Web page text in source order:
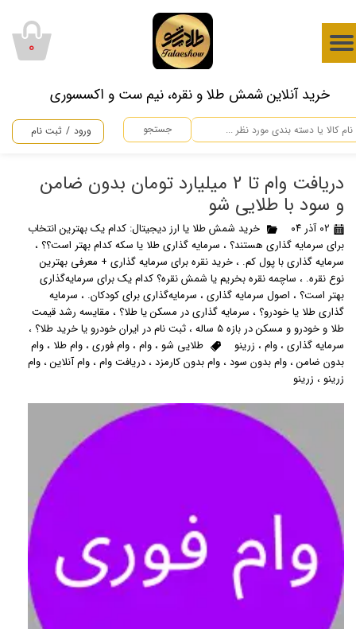
​خرید آنلاین شمش طلا و نقره، نیم ست و اکسسوری
جستجو ورود / ثبت نام
حساب کاربری من
سفارشات
۰
دریافت وام تا 2 میلیارد تومان بدون ضامن
و سود با طلایی شو
۰۲ آذر ۰۴
خرید شمش طلا یا ارز دیجیتال: کدام یک بهترین انتخاب
برای سرمایه گذاری هستند؟، سرمایه گذاری طلا یا سکه کدام بهتر است؟؟،
سرمایه گذاری با پول کم. ، خرید نقره برای سرمایه گذاری + معرفی بهترین
نوع نقره. ، ساچمه نقره بخریم یا شمش نقره؟ کدام یک برای سرمایه‌گذاری
بهتر است؟، اصول سرمایه گذاری، سرمایه‌گذاری برای کودکان. ، سرمایه
گذاری طلا یا خودرو؟، سرمایه گذاری در مسکن یا طلا؟، مقایسه رشد قیمت
طلا و خودرو و مسکن در بازه 5 ساله
، ثبت نام در ایران خودرو یا خرید طلا؟،
سرمایه گذاری، وام، زرینو طلایی شو ، وام، وام فوری، وام طلا ، وام
بدون ضامن، وام بدون سود، وام بدون کارمزد، دریافت وام، وام آنلاین، وام
زرینو ، زرینو